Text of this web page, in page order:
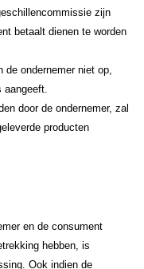
zijn
betaalt dienen te worden
de ondernemer niet op,
aangeeft.
door de ondernemer, zal
producten
en de consument
hebben, is
Ook indien de